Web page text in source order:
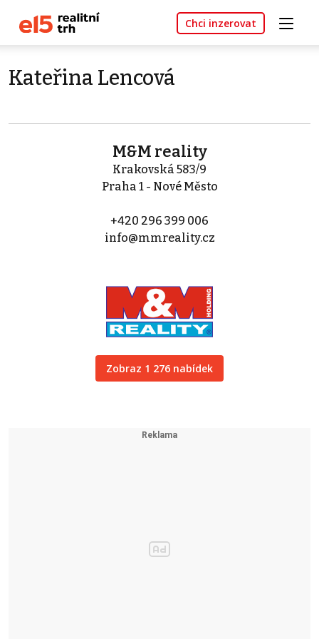
Chci inzerovat
Kateřina Lencová
M&M reality
Krakovská 583/9
Praha 1 - Nové Město
+420 296 399 006
info@mmreality.cz
Zobraz 1 276 nabídek